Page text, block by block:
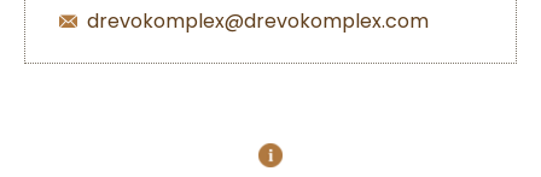
drevokomplex@drevokomplex.com